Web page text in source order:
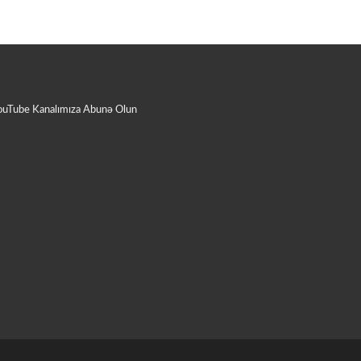
Kanalımıza Abunə Olun